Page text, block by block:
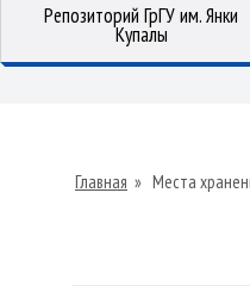
Репозиторий ГрГУ им. Янки
Купалы
Главная » Места